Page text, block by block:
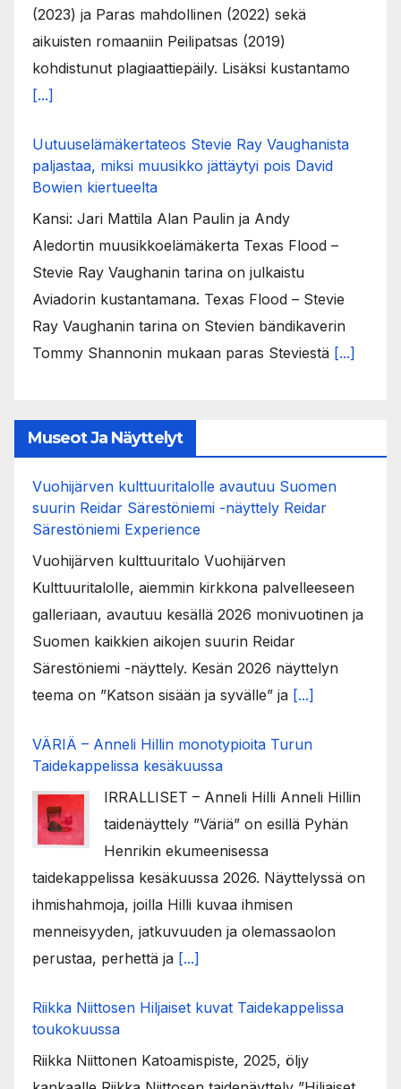
(2023) ja Paras mahdollinen (2022) sekä
aikuisten romaaniin Peilipatsas (2019)
kohdistunut plagiaattiepäily. Lisäksi kustantamo
[...]
Uutuuselämäkertateos Stevie Ray Vaughanista
paljastaa, miksi muusikko jättäytyi pois David
Bowien kiertueelta
Kansi: Jari Mattila Alan Paulin ja Andy
Aledortin muusikkoelämäkerta Texas Flood –
Stevie Ray Vaughanin tarina on julkaistu
Aviadorin kustantamana. Texas Flood – Stevie
Ray Vaughanin tarina on Stevien bändikaverin
Tommy Shannonin mukaan paras Steviestä [...]
Museot Ja Näyttelyt
Vuohijärven kulttuuritalolle avautuu Suomen
suurin Reidar Särestöniemi -näyttely Reidar
Särestöniemi Experience
Vuohijärven kulttuuritalo Vuohijärven
Kulttuuritalolle, aiemmin kirkkona palvelleeseen
galleriaan, avautuu kesällä 2026 monivuotinen ja
Suomen kaikkien aikojen suurin Reidar
Särestöniemi -näyttely. Kesän 2026 näyttelyn
teema on ”Katson sisään ja syvälle” ja [...]
VÄRIÄ – Anneli Hillin monotypioita Turun
Taidekappelissa kesäkuussa
IRRALLISET – Anneli Hilli Anneli Hillin
taidenäyttely ”Väriä” on esillä Pyhän
Henrikin ekumeenisessa
taidekappelissa kesäkuussa 2026. Näyttelyssä on
ihmishahmoja, joilla Hilli kuvaa ihmisen
menneisyyden, jatkuvuuden ja olemassaolon
perustaa, perhettä ja [...]
Riikka Niittosen Hiljaiset kuvat Taidekappelissa
toukokuussa
Riikka Niittonen Katoamispiste, 2025, öljy